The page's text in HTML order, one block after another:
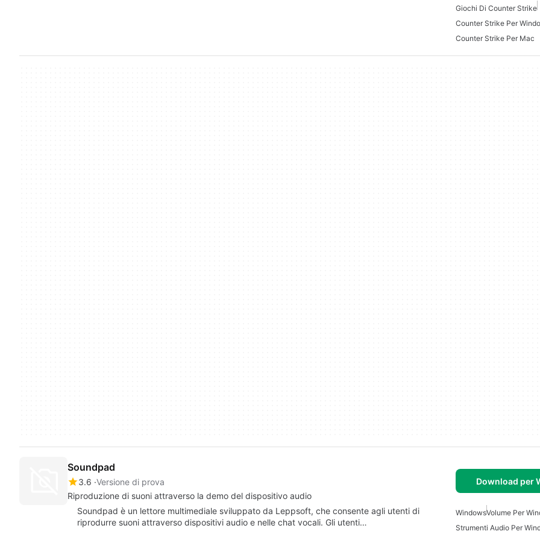
Giochi Di Counter Strike
Counter Strike Per
Counter Strike Per Mac
Soundpad
3.6 Versione di prova
Riproduzione di suoni attraverso la demo del dispositivo audio
Download per
Soundpad è un lettore multimediale sviluppato da Leppsoft, che consente agli utenti di
riprodurre suoni attraverso dispositivi audio e nelle chat vocali. Gli utenti…
WindowsVolume Per
Strumenti Audio Per